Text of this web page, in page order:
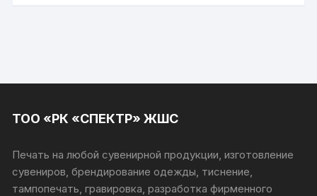
ТОО «РК «СПЕКТР» ЖШС
Печать на любой сувенирной продукции, изготовление
сувениров, брендирование одежды, тиснение,
тампопечать, гравировка, разработка фирменного